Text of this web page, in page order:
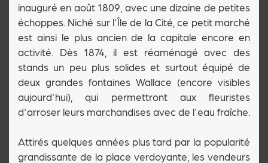
inauguré en août 1809, avec une dizaine de petites
échoppes. Niché sur l'Île de la Cité, ce petit marché
est ainsi le plus ancien de la capitale encore en
activité. Dès 1874, il est réaménagé avec des
stands un peu plus solides et surtout équipé de
deux grandes fontaines Wallace (encore visibles
aujourd'hui), qui permettront aux fleuristes
d'arroser leurs marchandises avec de l'eau fraîche.
Attirés quelques années plus tard par la popularité
grandissante de la place verdoyante, les vendeurs